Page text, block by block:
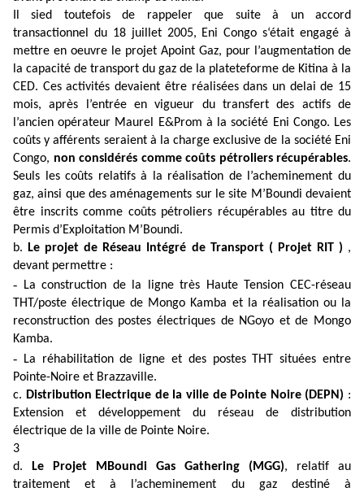
Il sied toutefois de rappeler que suite à un accord
transactionnel du 18 juillet 2005, Eni Congo s‘était engagé à
mettre en oeuvre le projet Apoint Gaz, pour l’augmentation de
la capacité de transport du gaz de la plateteforme de Kitina à la
CED. Ces activités devaient être réalisées dans un delai de 15
mois, après l’entrée en vigueur du transfert des actifs de
l’ancien opérateur Maurel E&Prom à la société Eni Congo. Les
coûts y afférents seraient à la charge exclusive de la société Eni
Congo, non considérés comme coûts pétroliers récupérables.
Seuls les coûts relatifs à la réalisation de l’acheminement du
gaz, ainsi que des aménagements sur le site M’Boundi devaient
être inscrits comme coûts pétroliers récupérables au titre du
Permis d’Exploitation M’Boundi.
b.
Le projet de Réseau Intégré de Transport ( Projet RIT ) ,
devant permettre :
- La construction de la ligne très Haute Tension CEC-réseau
THT/poste électrique de Mongo Kamba et la réalisation ou la
reconstruction des postes électriques de NGoyo et de Mongo
Kamba.
-
La réhabilitation de ligne et des postes THT situées entre
Pointe-Noire et Brazzaville.
c. Distribution Electrique de la ville de Pointe Noire (DEPN) :
Extension et développement du réseau de distribution
électrique de la ville de Pointe Noire.
3
d.
Le Projet MBoundi Gas Gathering (MGG), relatif au
traitement et à l’acheminement du gaz destiné à